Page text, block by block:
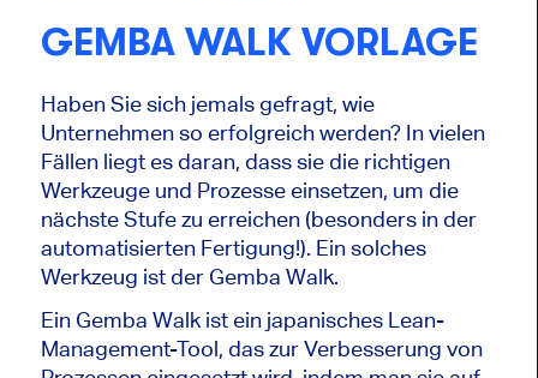
GEMBA WALK VORLAGE
Haben Sie sich jemals gefragt, wie
Unternehmen so erfolgreich werden? In vielen
Fällen liegt es daran, dass sie die richtigen
Werkzeuge und Prozesse einsetzen, um die
nächste Stufe zu erreichen (besonders in der
automatisierten Fertigung!). Ein solches
Werkzeug ist der Gemba Walk.
Ein Gemba Walk ist ein japanisches Lean-
Management-Tool, das zur Verbesserung von